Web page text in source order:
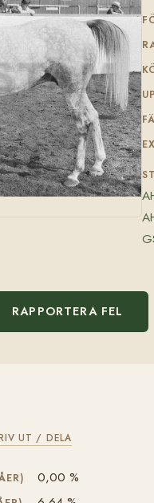
RAPPORTERA FEL
UT / DELA
0,00 %